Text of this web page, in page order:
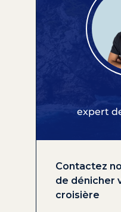
expert
Contactez
de dénicher
croisière